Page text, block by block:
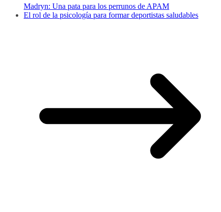
Madryn: Una pata para los perrunos de APAM
El rol de la psicología para formar deportistas saludables